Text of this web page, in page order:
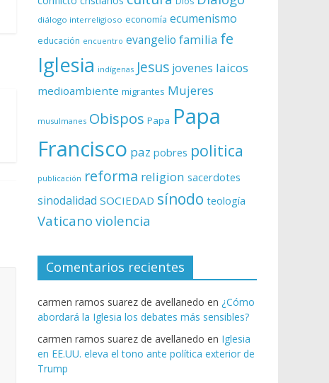
diálogo interreligioso economía ecumenismo
educación encuentro evangelio familia fe
Iglesia indígenas Jesus jovenes laicos
medioambiente migrantes Mujeres
musulmanes Obispos Papa Papa
Francisco paz pobres politica
publicación reforma religion sacerdotes
sinodalidad SOCIEDAD sínodo teología
Vaticano violencia
Comentarios recientes
carmen ramos suarez de avellanedo en ¿Cómo
abordará la Iglesia los debates más sensibles?
carmen ramos suarez de avellanedo en Iglesia
en EE.UU. eleva el tono ante política exterior de
Trump